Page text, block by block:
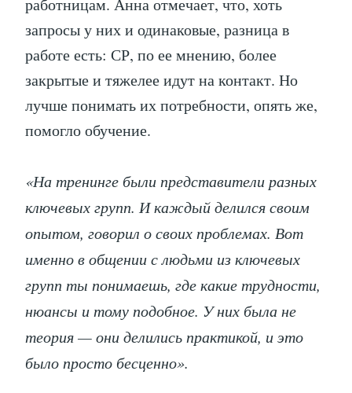
работницам. Анна отмечает, что, хоть
запросы у них и одинаковые, разница в
работе есть: СР, по ее мнению, более
закрытые и тяжелее идут на контакт. Но
лучше понимать их потребности, опять же,
помогло обучение.
«На тренинге были представители разных
ключевых групп. И каждый делился своим
опытом, говорил о своих проблемах. Вот
именно в общении с людьми из ключевых
групп ты понимаешь, где какие трудности,
нюансы и тому подобное. У них была не
теория — они делились практикой, и это
было просто бесценно».